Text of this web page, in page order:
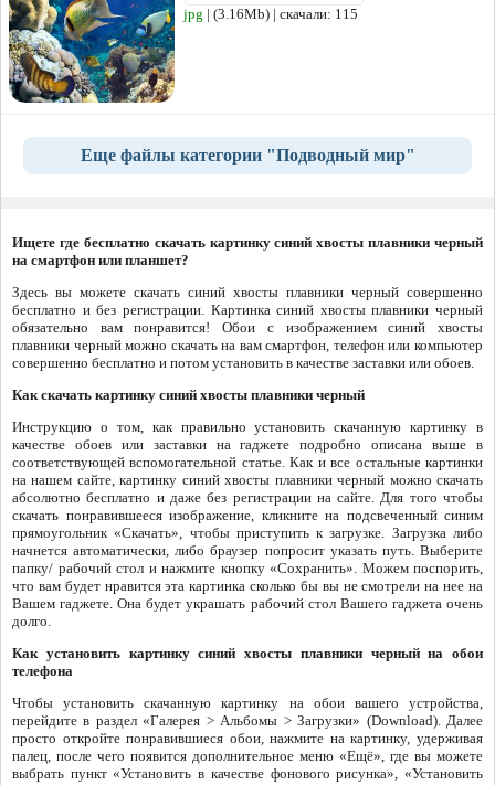
jpg | (3.16Mb) | скачали: 115
Еще файлы категории "Подводный мир"
Ищете где бесплатно скачать картинку синий хвосты плавники черный
на смартфон или планшет?
Здесь вы можете скачать синий хвосты плавники черный совершенно
бесплатно и без регистрации. Картинка синий хвосты плавники черный
обязательно вам понравится! Обои с изображением синий хвосты
плавники черный можно скачать на вам смартфон, телефон или компьютер
совершенно бесплатно и потом установить в качестве заставки или обоев.
Как скачать картинку синий хвосты плавники черный
Инструкцию о том, как правильно установить скачанную картинку в
качестве обоев или заставки на гаджете подробно описана выше в
соответствующей вспомогательной статье. Как и все остальные картинки
на нашем сайте, картинку синий хвосты плавники черный можно скачать
абсолютно бесплатно и даже без регистрации на сайте. Для того чтобы
скачать понравившееся изображение, кликните на подсвеченный синим
прямоугольник «Скачать», чтобы приступить к загрузке. Загрузка либо
начнется автоматически, либо браузер попросит указать путь. Выберите
папку/ рабочий стол и нажмите кнопку «Сохранить». Можем поспорить,
что вам будет нравится эта картинка сколько бы вы не смотрели на нее на
Вашем гаджете. Она будет украшать рабочий стол Вашего гаджета очень
долго.
Как установить картинку синий хвосты плавники черный на обои
телефона
Чтобы установить скачанную картинку на обои вашего устройства,
перейдите в раздел «Галерея > Альбомы > Загрузки» (Download). Далее
просто откройте понравившиеся обои, нажмите на картинку, удерживая
палец, после чего появится дополнительное меню «Ещё», где вы можете
выбрать пункт «Установить в качестве фонового рисунка», «Установить